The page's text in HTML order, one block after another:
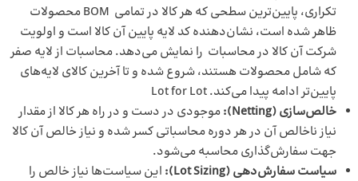
تکراری، پایین‌ترین سطحی که هر کالا در تمامی BOM محصولات
ظاهر شده است، نشان‌دهنده کد لایه پایین آن کالا است و اولویت
شرکت آن کالا در محاسبات را نمایش می‌دهد. محاسبات از لایه صفر
که شامل محصولات هستند، شروع شده و تا آخرین کالای لایه‌های
پایین‌تر ادامه پیدا می‌کند. Lot for Lot
خالص‌سازی (Netting
):موجودی در دست و در راه هر کالا از مقدار
نیاز ناخالص آن در هر دوره محاسباتی کسر شده و نیاز خالص آن کالا
جهت سفارش‌گذاری محاسبه می‌شود.
سیاست سفارش‌دهی (Lot Sizing
): این سیاست‌ها نیاز خالص را